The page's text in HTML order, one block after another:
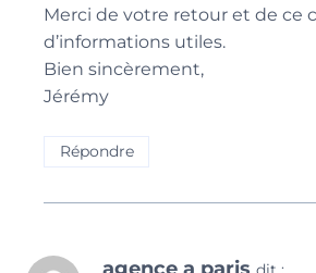
Merci de votre retour et de ce
d’informations utiles.
Bien sincèrement,
Jérémy
Répondre
agence a paris